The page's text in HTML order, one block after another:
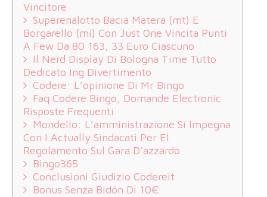
Vincitore
Superenalotto Bacia Matera (mt) E
Borgarello (mi) Con Just One Vincita Punti
A Few Da 80 163, 33 Euro Ciascuno
Il Nerd Display Di Bologna Time Tutto
Dedicato Ing Divertimento
Codere: L’opinione Di Mr Bingo
Faq Codere Bingo, Domande Electronic
Risposte Frequenti
Mondello: L’amministrazione Si Impegna
Con I Actually Sindacati Per El
Regolamento Sul Gara D’azzardo
Bingo365
Conclusioni Giudizio Codereit
Bonus Senza Bidón Di 10€